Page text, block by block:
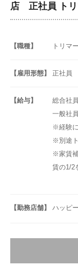
店 正社員 ト
【職種】 トリマー
【雇用形態】 正社員
【給与】
総合社
一般社
※経験
※別途
※家賃
賃の1/2
【勤務店舗】 ハッピ